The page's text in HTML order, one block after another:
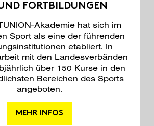
FORTBILDUNGEN
Akademie hat sich im
Sport als eine der führenden
etabliert. In
mit den Landesverbänden
über 150 Kurse in den
Bereichen des Sports
angeboten.
MEHR INFOS